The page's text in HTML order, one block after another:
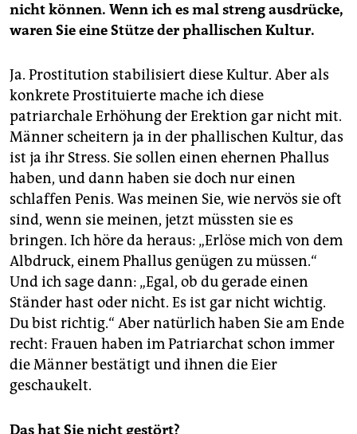
nicht können. Wenn ich es mal streng ausdrücke,
waren Sie eine Stütze der phallischen Kultur.
Ja. Prostitution stabilisiert diese Kultur. Aber als
konkrete Prostituierte mache ich diese
patriarchale Erhöhung der Erektion gar nicht mit.
Männer scheitern ja in der phallischen Kultur, das
ist ja ihr Stress. Sie sollen einen ehernen Phallus
haben, und dann haben sie doch nur einen
schlaffen Penis. Was meinen Sie, wie nervös sie oft
sind, wenn sie meinen, jetzt müssten sie es
bringen. Ich höre da heraus: „Erlöse mich von dem
Albdruck, einem Phallus genügen zu müssen.“
Und ich sage dann: „Egal, ob du gerade einen
Ständer hast oder nicht. Es ist gar nicht wichtig.
Du bist richtig.“ Aber natürlich haben Sie am Ende
recht: Frauen haben im Patriarchat schon immer
die Männer bestätigt und ihnen die Eier
geschaukelt.
Das hat Sie nicht gestört?